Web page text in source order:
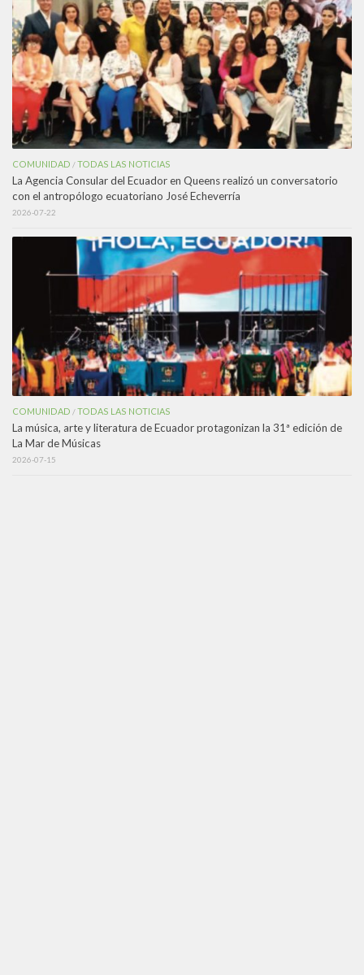
COMUNIDAD /TODAS LAS NOTICIAS
La Agencia Consular del Ecuador en Queens realizó un conversatorio
con el antropólogo ecuatoriano José Echeverría
2026-07-22
COMUNIDAD /TODAS LAS NOTICIAS
La música, arte y literatura de Ecuador protagonizan la 31ª edición de
La Mar de Músicas
2026-07-15